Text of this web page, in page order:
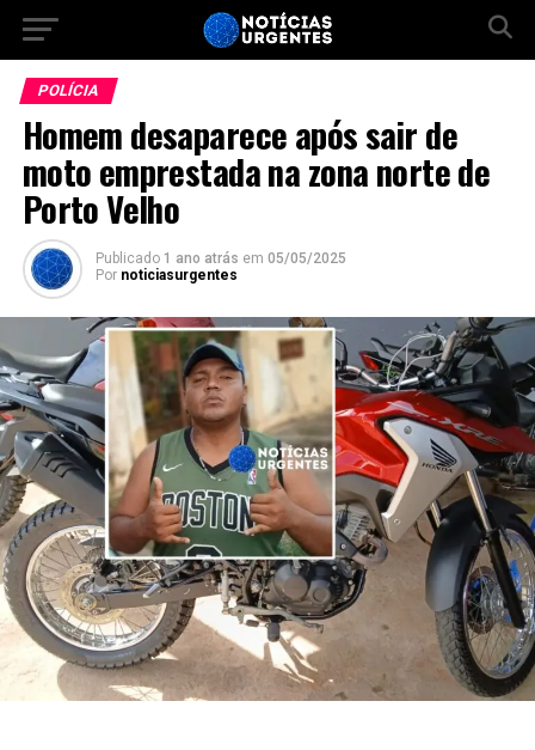
POLÍCIA
Homem desaparece após sair de
moto emprestada na zona norte de
Porto Velho
Publicado 1 ano atrás em 05/05/2025
Por noticiasurgentes